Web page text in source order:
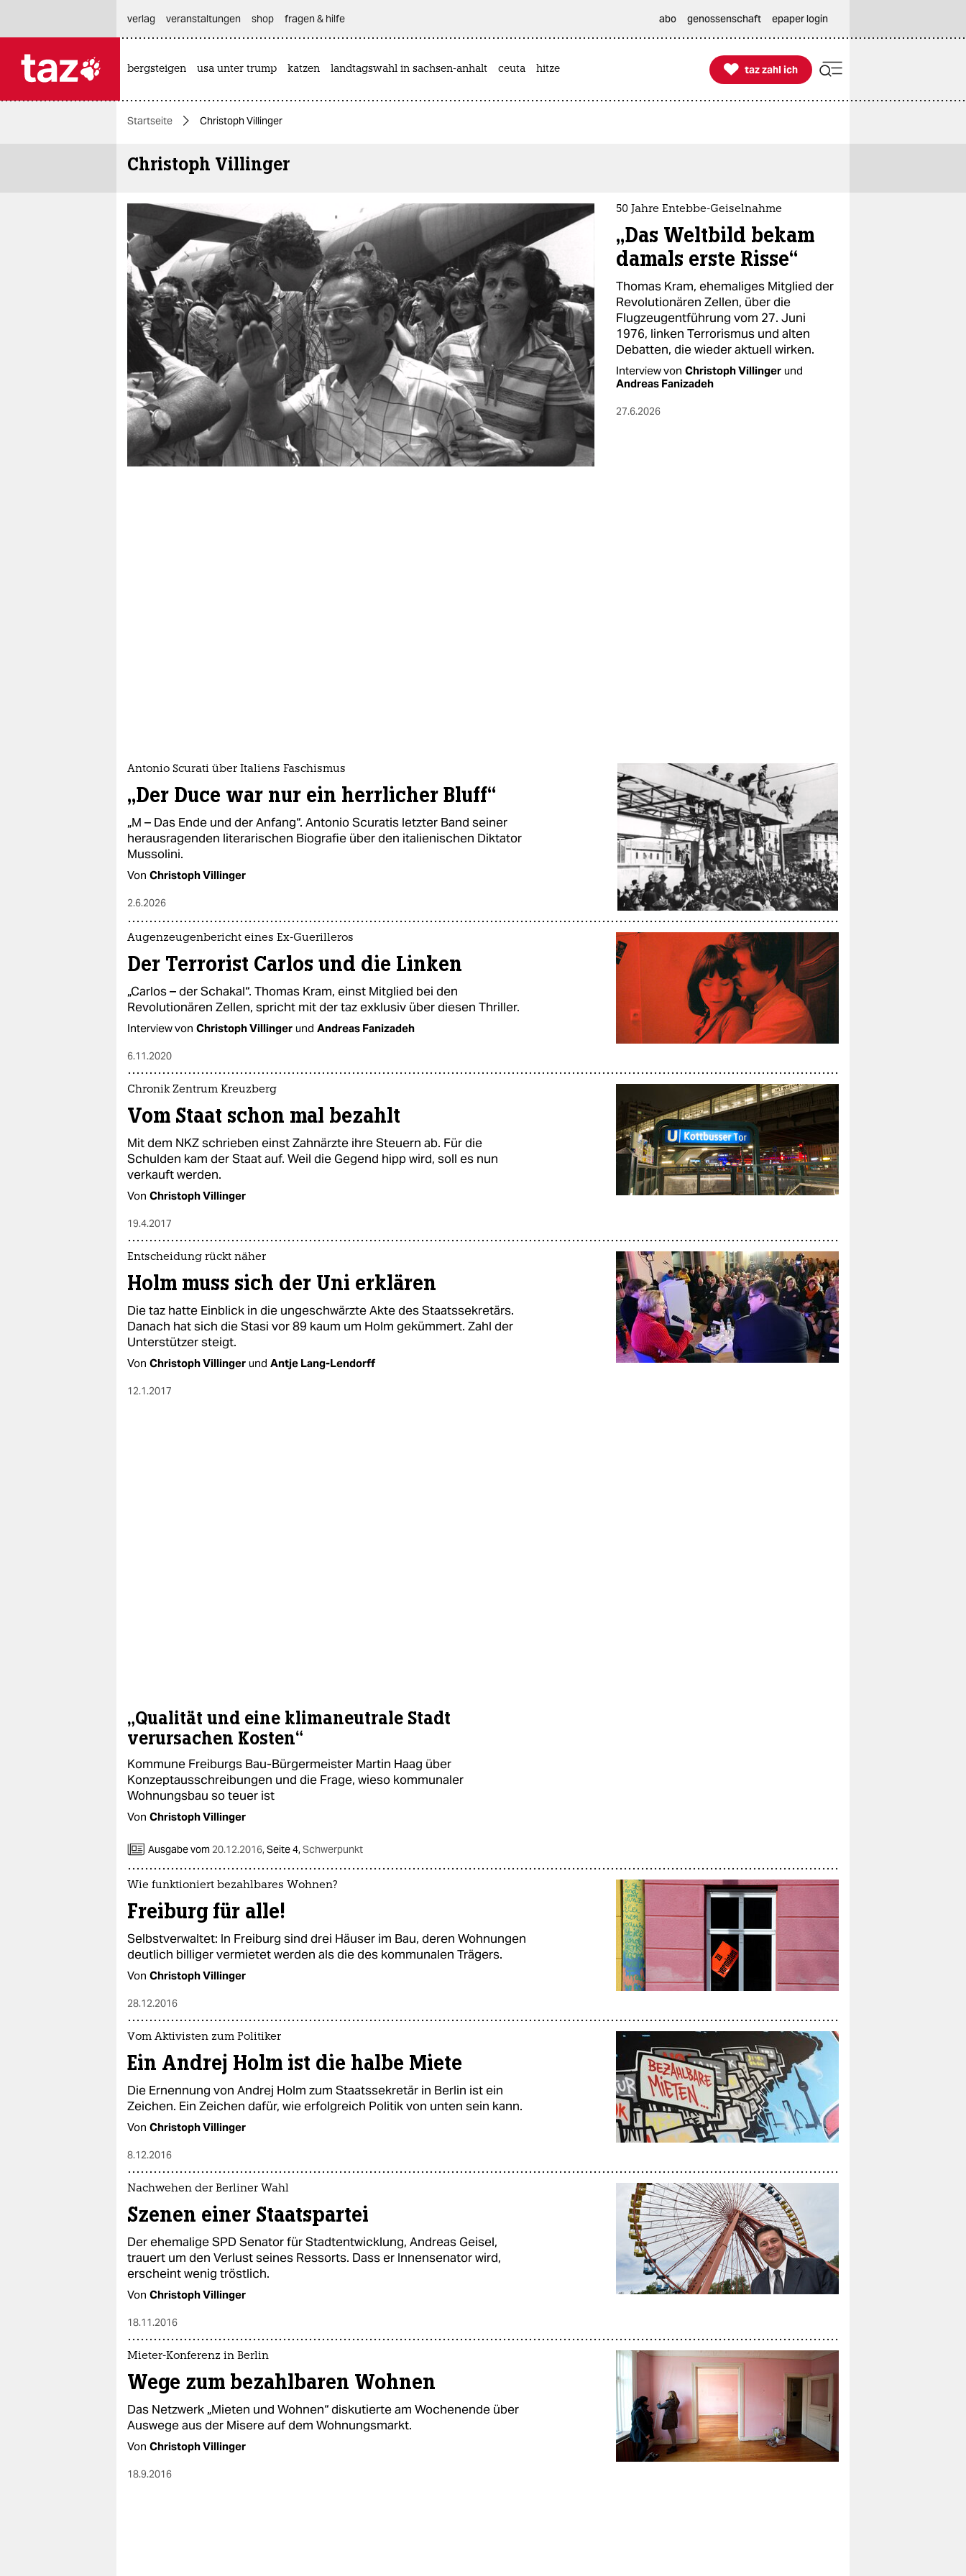
themen
politik
gesellschaft
kultur
sport
berlin
nord
wahrheit
verlag
verlag
verlag
veranstaltungen shop fragen & hilfe abo genossenschaft epaper login
bergsteigen usa unter trump katzen landtagswahl in sachsen-anhalt ceuta hitze 
taz zahl ich
taz zahl ich
Startseite Christoph Villinger
Christoph Villinger
50 Jahre Entebbe-Geiselnahme
„Das Weltbild bekam
damals erste Risse“
Thomas Kram, ehemaliges Mitglied der
Revolutionären Zellen, über die
Flugzeugentführung vom 27. Juni
1976, linken Terrorismus und alten
Debatten, die wieder aktuell wirken.
Interview von Christoph Villinger und
Andreas Fanizadeh
27.6.2026
Antonio Scurati über Italiens Faschismus
„Der Duce war nur ein herrlicher Bluff“
„M – Das Ende und der Anfang“. Antonio Scuratis letzter Band seiner
herausragenden literarischen Biografie über den italienischen Diktator
Mussolini.
Von Christoph Villinger
2.6.2026
Augenzeugenbericht eines Ex-Guerilleros
Der Terrorist Carlos und die Linken
„Carlos – der Schakal“. Thomas Kram, einst Mitglied bei den
Revolutionären Zellen, spricht mit der taz exklusiv über diesen Thriller.
Interview von Christoph Villinger und Andreas Fanizadeh
6.11.2020
Chronik Zentrum Kreuzberg
Vom Staat schon mal bezahlt
Mit dem NKZ schrieben einst Zahnärzte ihre Steuern ab. Für die
Schulden kam der Staat auf. Weil die Gegend hipp wird, soll es nun
verkauft werden.
Von Christoph Villinger
19.4.2017
Entscheidung rückt näher
Holm muss sich der Uni erklären
Die taz hatte Einblick in die ungeschwärzte Akte des Staatssekretärs.
Danach hat sich die Stasi vor 89 kaum um Holm gekümmert. Zahl der
Unterstützer steigt.
Von Christoph Villinger und Antje Lang-Lendorff
12.1.2017
„Qualität und eine klimaneutrale Stadt
verursachen Kosten“
Kommune Freiburgs Bau-Bürgermeister Martin Haag über
Konzeptausschreibungen und die Frage, wieso kommunaler
Wohnungsbau so teuer ist
Von Christoph Villinger
Ausgabe vom 20.12.2016,Seite 4,Schwerpunkt
Wie funktioniert bezahlbares Wohnen?
Freiburg für alle!
Selbstverwaltet: In Freiburg sind drei Häuser im Bau, deren Wohnungen
deutlich billiger vermietet werden als die des kommunalen Trägers.
Von Christoph Villinger
28.12.2016
Vom Aktivisten zum Politiker
Ein Andrej Holm ist die halbe Miete
Die Ernennung von Andrej Holm zum Staatssekretär in Berlin ist ein
Zeichen. Ein Zeichen dafür, wie erfolgreich Politik von unten sein kann.
Von Christoph Villinger
8.12.2016
Nachwehen der Berliner Wahl
Szenen einer Staatspartei
Der ehemalige SPD Senator für Stadtentwicklung, Andreas Geisel,
trauert um den Verlust seines Ressorts. Dass er Innensenator wird,
erscheint wenig tröstlich.
Von Christoph Villinger
18.11.2016
Mieter-Konferenz in Berlin
Wege zum bezahlbaren Wohnen
Das Netzwerk „Mieten und Wohnen“ diskutierte am Wochenende über
Auswege aus der Misere auf dem Wohnungsmarkt.
Von Christoph Villinger
18.9.2016